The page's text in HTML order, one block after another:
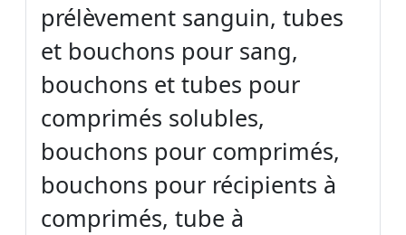
prélèvement sanguin, tubes
et bouchons pour sang,
bouchons et tubes pour
comprimés solubles,
bouchons pour comprimés,
bouchons pour récipients à
comprimés, tube à